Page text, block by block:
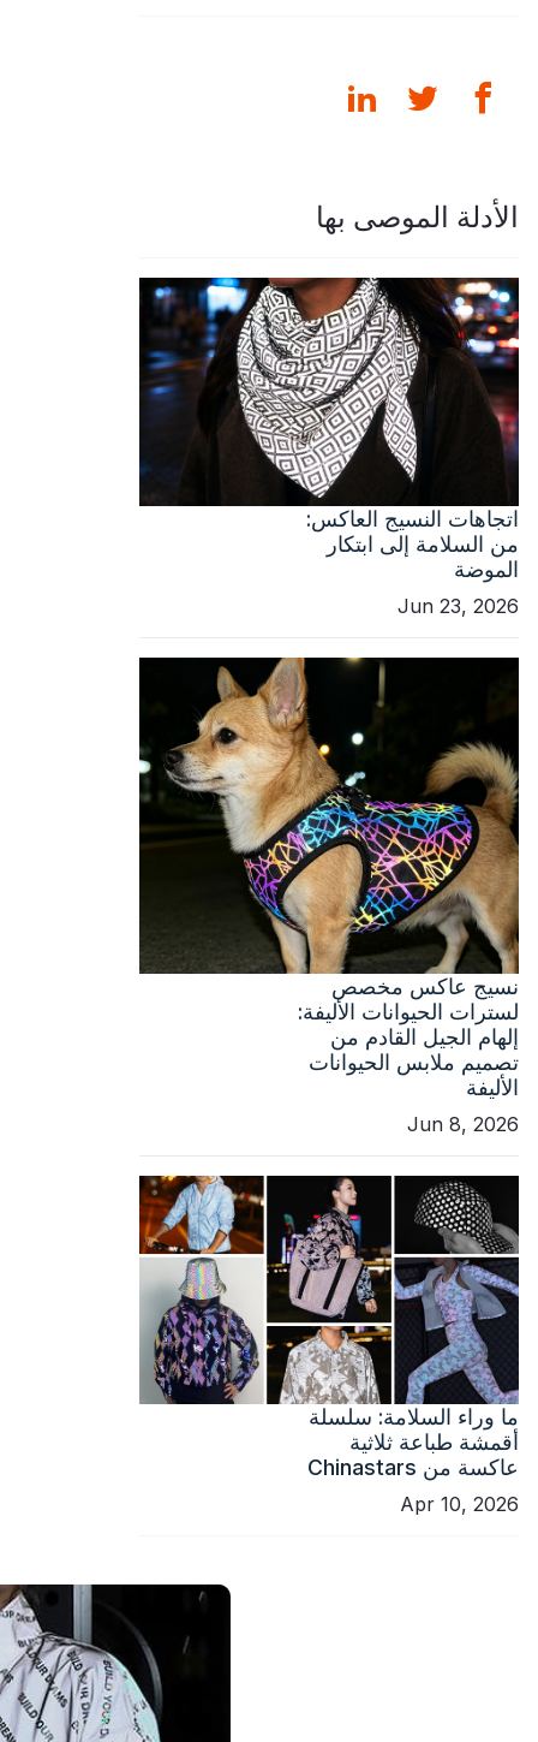
الأدلة الموصى بها
اتجاهات النسيج العاكس:
من السلامة إلى ابتكار
الموضة
Jun 23, 2026
نسيج عاكس مخصص
لسترات الحيوانات الأليفة:
إلهام الجيل القادم من
تصميم ملابس الحيوانات
الأليفة
Jun 8, 2026
ما وراء السلامة: سلسلة
أقمشة طباعة ثلاثية
عاكسة من Chinastars
Apr 10, 2026